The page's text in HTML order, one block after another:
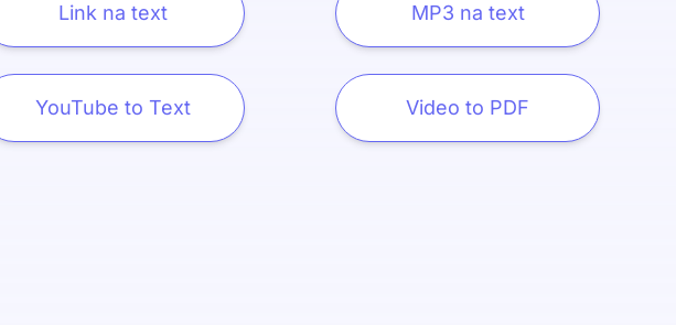
Link na text MP3 na text
YouTube to Text Video to PDF